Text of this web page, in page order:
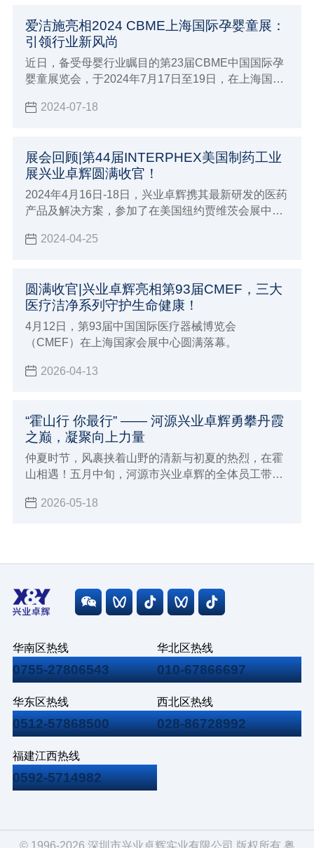
爱洁施亮相2024 CBME上海国际孕婴童展：
引领行业新风尚
近日，备受母婴行业瞩目的第23届CBME中国国际孕
婴童展览会，于2024年7月17日至19日，在上海国家
名的孕婴童生活用品品牌，携其引以为傲的母婴与卫
2024-07-18
展会回顾|第44届INTERPHEX美国制药工业
展兴业卓辉圆满收官！
2024年4月16日-18日，兴业卓辉携其最新研发的医药
产品及解决方案，参加了在美国纽约贾维茨会展中心
2024-04-25
圆满收官|兴业卓辉亮相第93届CMEF，三大
医疗洁净系列守护生命健康！
4月12日，第93届中国国际医疗器械博览会
（CMEF）在上海国家会展中心圆满落幕。
2026-04-13
“霍山行 你最行” —— 河源兴业卓辉勇攀丹霞
之巅，凝聚向上力量
仲夏时节，风裹挟着山野的清新与初夏的热烈，在霍
山相遇！五月中旬，河源市兴业卓辉的全体员工带着
建之旅。
2026-05-18
华南区热线
0755-27806543
华北区热线
010-67866697
华东区热线
0512-57868500
西北区热线
028-86728992
福建江西热线
0592-5714982
© 1996-2026 深圳市兴业卓辉实业有限公司 版权所有 粤